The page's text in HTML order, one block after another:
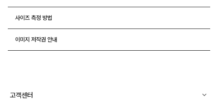
사이즈 측정 방법
이미지 저작권 안내
고객센터